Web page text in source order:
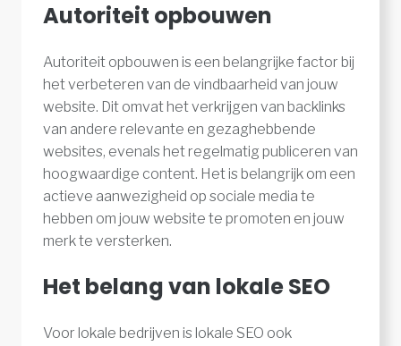
Autoriteit opbouwen
Autoriteit opbouwen is een belangrijke factor bij
het verbeteren van de vindbaarheid van jouw
website. Dit omvat het verkrijgen van backlinks
van andere relevante en gezaghebbende
websites, evenals het regelmatig publiceren van
hoogwaardige content. Het is belangrijk om een
actieve aanwezigheid op sociale media te
hebben om jouw website te promoten en jouw
merk te versterken.
Het belang van lokale SEO
Voor lokale bedrijven is lokale SEO ook